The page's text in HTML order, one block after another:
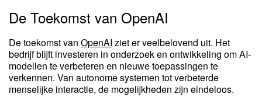
De Toekomst van OpenAI
De toekomst van OpenAI ziet er veelbelovend uit. Het
bedrijf blijft investeren in onderzoek en ontwikkeling om AI-
modellen te verbeteren en nieuwe toepassingen te
verkennen. Van autonome systemen tot verbeterde
menselijke interactie, de mogelijkheden zijn eindeloos.